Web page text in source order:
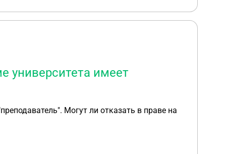
университета имеет
Могут ли отказать в праве на